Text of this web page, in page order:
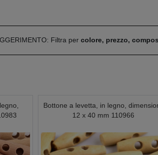
Filtra per colore, prezzo,
Bottone a levetta, in legno,
12 x 40 mm 110966